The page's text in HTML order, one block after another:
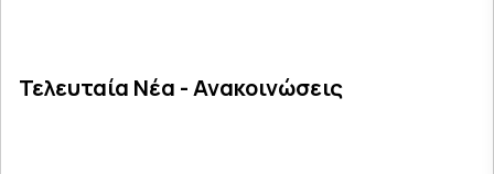
Τελευταία Νέα - Ανακοινώσεις